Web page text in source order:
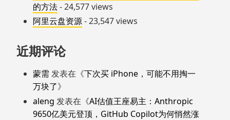
的方法- 24,577 views
阿里云盘资源- 23,547 views
近期评论
蒙需 发表在《下次买 iPhone，可能不用掏一
万块了》
aleng 发表在《AI估值王座易主：Anthropic
9650亿美元登顶，GitHub Copilot为何悄然涨